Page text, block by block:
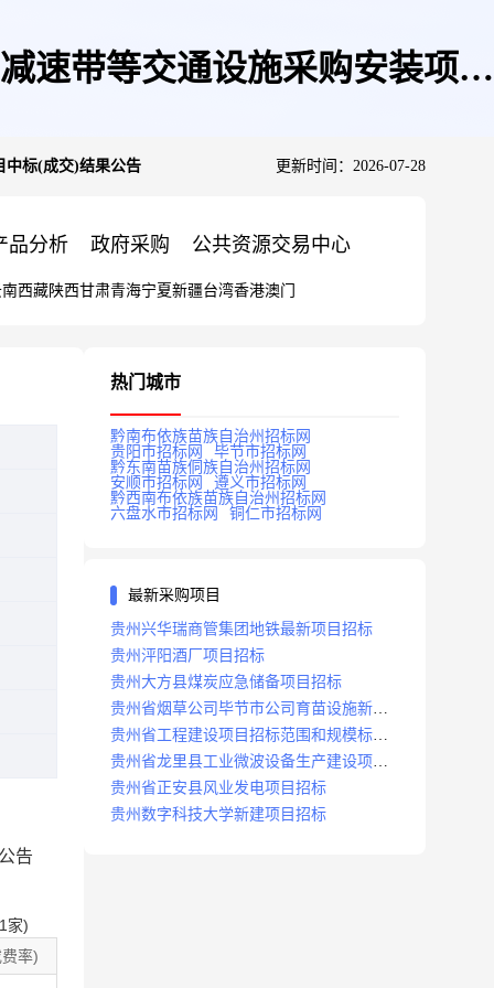
速带等交通设施采购安装项目
中标(成交)结果公告 更新时间：2026-07-28
品分析 政府采购 公共资源交易中心
西藏陕西甘肃青海宁夏新疆台湾香港澳门
告
1 家)
率)
热门城市
黔南布依族苗族自治州招标网
贵阳市招标网
毕节市招标网
黔东南苗族侗族自治州招标网
安顺市招标网
遵义市招标网
黔西南布依族苗族自治州招标网
六盘水市招标网
铜仁市招标网
最新采购项目
贵州兴华瑞商管集团地铁最新项目招标
贵州泙阳酒厂项目招标
贵州大方县煤炭应急储备项目招标
贵州省烟草公司毕节市公司育苗设施新建
及修复项目招标公告
贵州省工程建设项目招标范围和规模标准
规定
贵州省龙里县工业微波设备生产建设项目
招标
贵州省正安县风业发电项目招标
贵州数字科技大学新建项目招标